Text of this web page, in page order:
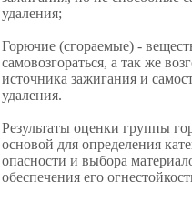
удаления;
Горючие (сгораемые) -
самовозгораться, а так же
источника зажигания и
удаления.
Результаты оценки группы
основой для определения
опасности и выбора
обеспечения его